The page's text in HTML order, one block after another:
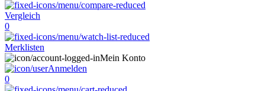
Vergleich
0
Merklisten
Mein Konto
Anmelden
0